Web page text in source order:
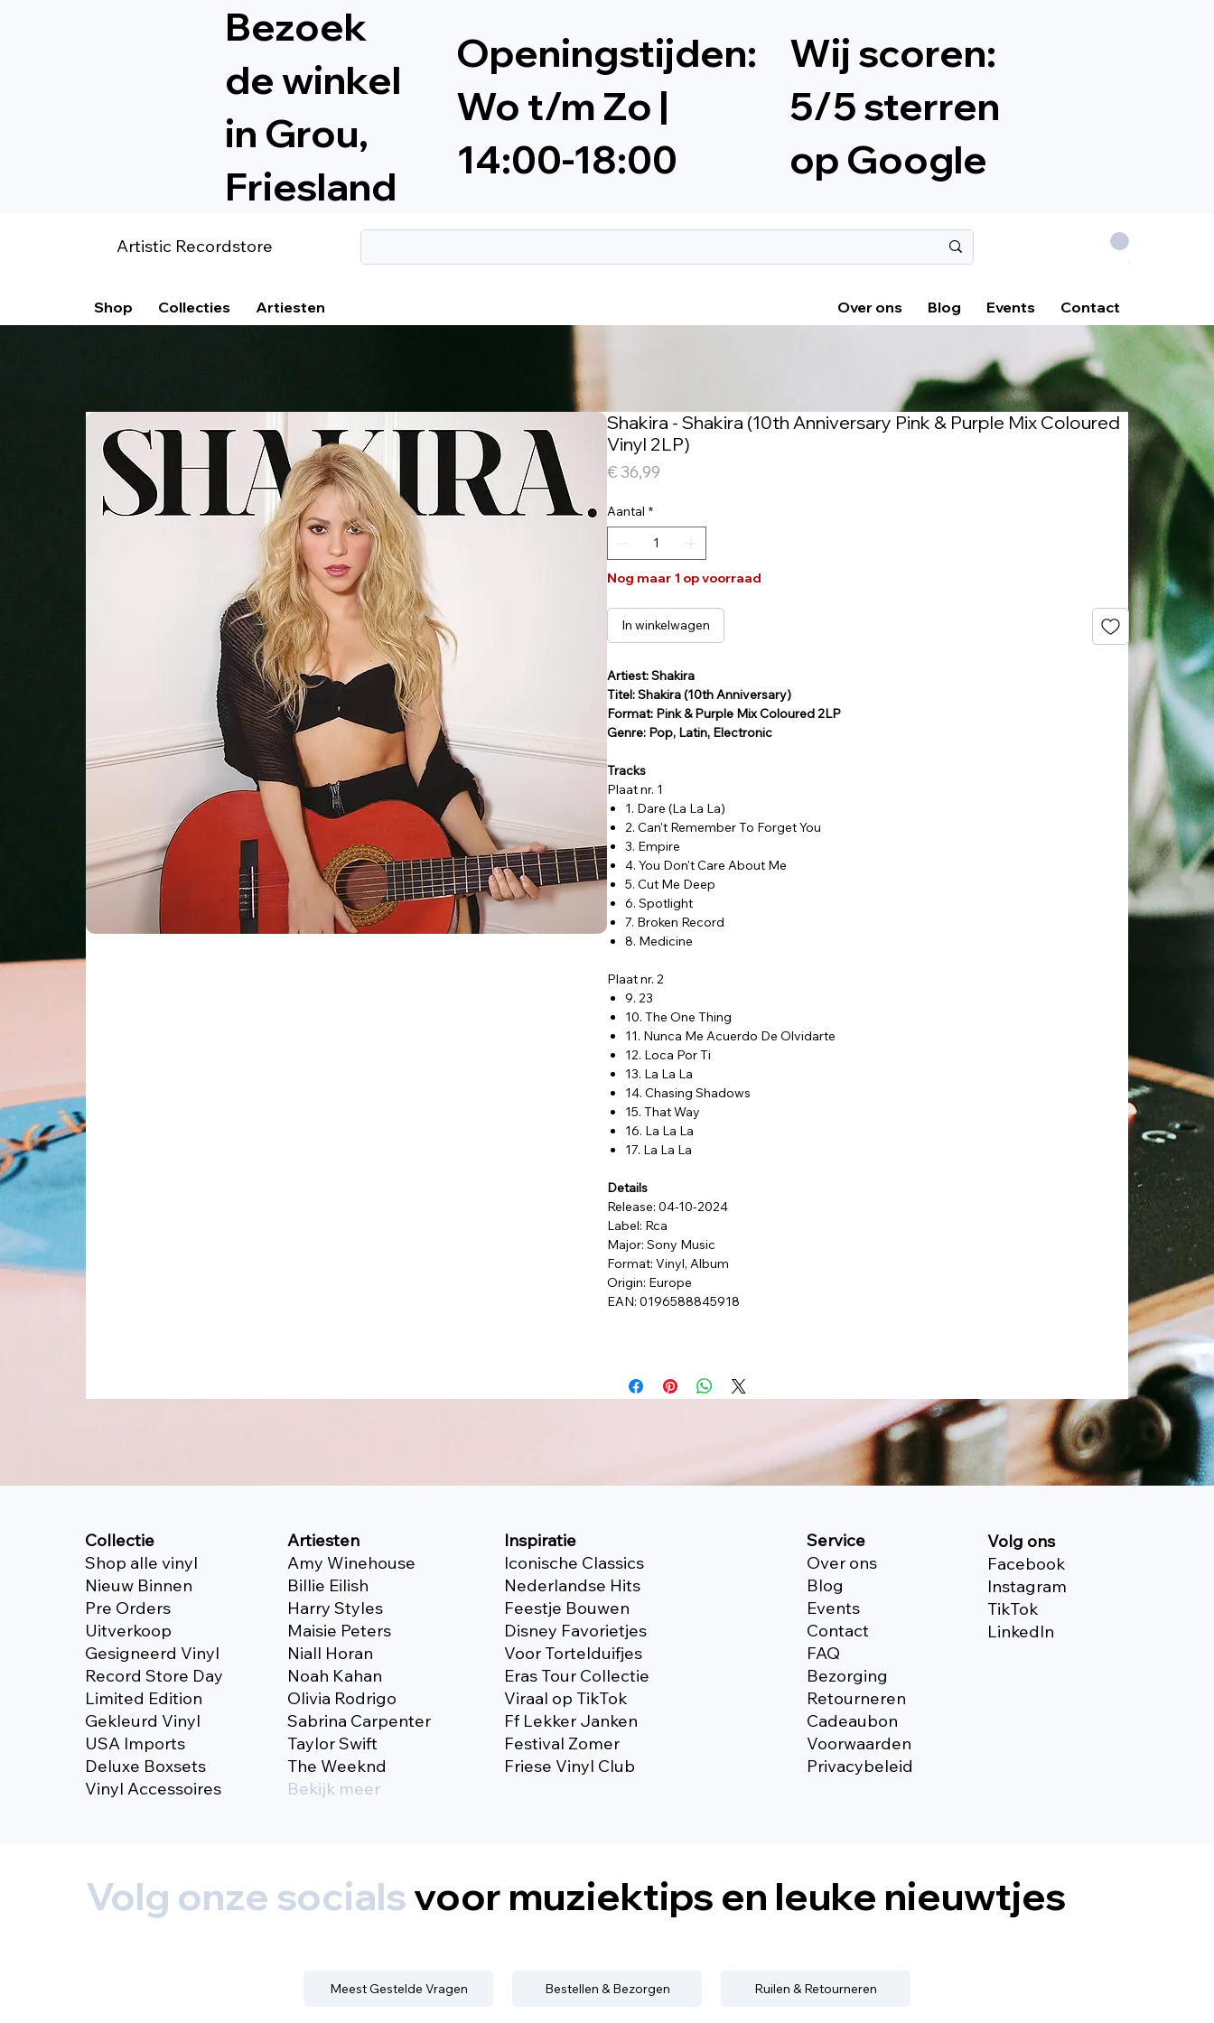
Bezoek
de winkel
in Grou,
Friesland
Openingstijden:
Wo t/m Zo |
14:00-18:00
Wij scoren:
5/5 sterren
op Google
Artistic Recordstore
.
Shop Collecties Artiesten Over ons Blog Events Contact
Shakira - Shakira (10th Anniversary Pink & Purple Mix Coloured
Vinyl 2LP)
€ 36,99
Aantal *
Nog maar 1 op voorraad
In winkelwagen
Artiest: Shakira
Titel: Shakira (10th Anniversary)
Format: Pink & Purple Mix Coloured 2LP
Genre: Pop, Latin, Electronic
Tracks
Plaat nr. 1
1. Dare (La La La)
2. Can't Remember To Forget You
3. Empire
4. You Don't Care About Me
5. Cut Me Deep
6. Spotlight
7. Broken Record
8. Medicine
Plaat nr. 2
9. 23
10. The One Thing
11. Nunca Me Acuerdo De Olvidarte
12. Loca Por Ti
13. La La La
14. Chasing Shadows
15. That Way
16. La La La
17. La La La
Details
Release: 04-10-2024
Label: Rca
Major: Sony Music
Format: Vinyl, Album
Origin: Europe
EAN: 0196588845918
Collectie
Shop alle vinyl
Nieuw Binnen
Pre Orders
Uitverkoop
Gesigneerd Vinyl
Record Store Day
Limited Edition
Gekleurd Vinyl
USA Imports
Deluxe Boxsets
Vinyl Accessoires
Artiesten
Amy Winehouse
Billie Eilish
Harry Styles
Maisie Peters
Niall Horan
Noah Kahan
Olivia Rodrigo
Sabrina Carpenter
Taylor Swift
The Weeknd
Bekijk meer
Inspiratie
Iconische Classics
Nederlandse Hits
Feestje Bouwen
Disney Favorietjes
Voor Tortelduifjes
Eras Tour Collectie
Viraal op TikTok
Ff Lekker Janken
Festival Zomer
Friese Vinyl Club
Service
Over ons
Blog
Events
Contact
FAQ
Bezorging
Retourneren
Cadeaubon
Voorwaarden
Privacybeleid
Volg ons
Facebook
Instagram
TikTok
Linkedln
Volg onze socialsvoor muziektips en leuke nieuwtjes
Meest Gestelde Vragen Bestellen & Bezorgen Ruilen & Retourneren